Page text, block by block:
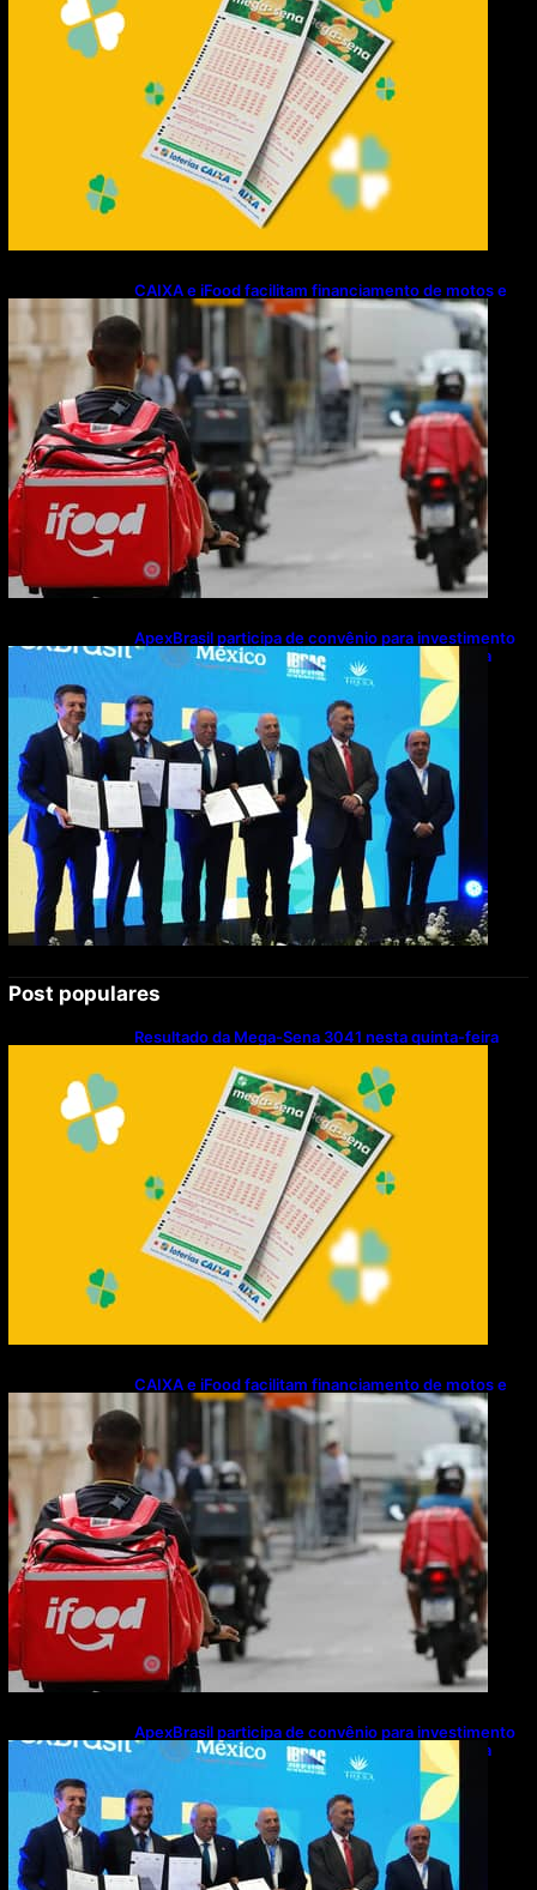
CAIXA e iFood facilitam financiamento de motos e
bicicletas elétricas para entregadores
ApexBrasil participa de convênio para investimento
de R$ 2,63 milhões em exportações de cachaça
Post populares
Resultado da Mega-Sena 3041 nesta quinta-feira
CAIXA e iFood facilitam financiamento de motos e
bicicletas elétricas para entregadores
ApexBrasil participa de convênio para investimento
de R$ 2,63 milhões em exportações de cachaça